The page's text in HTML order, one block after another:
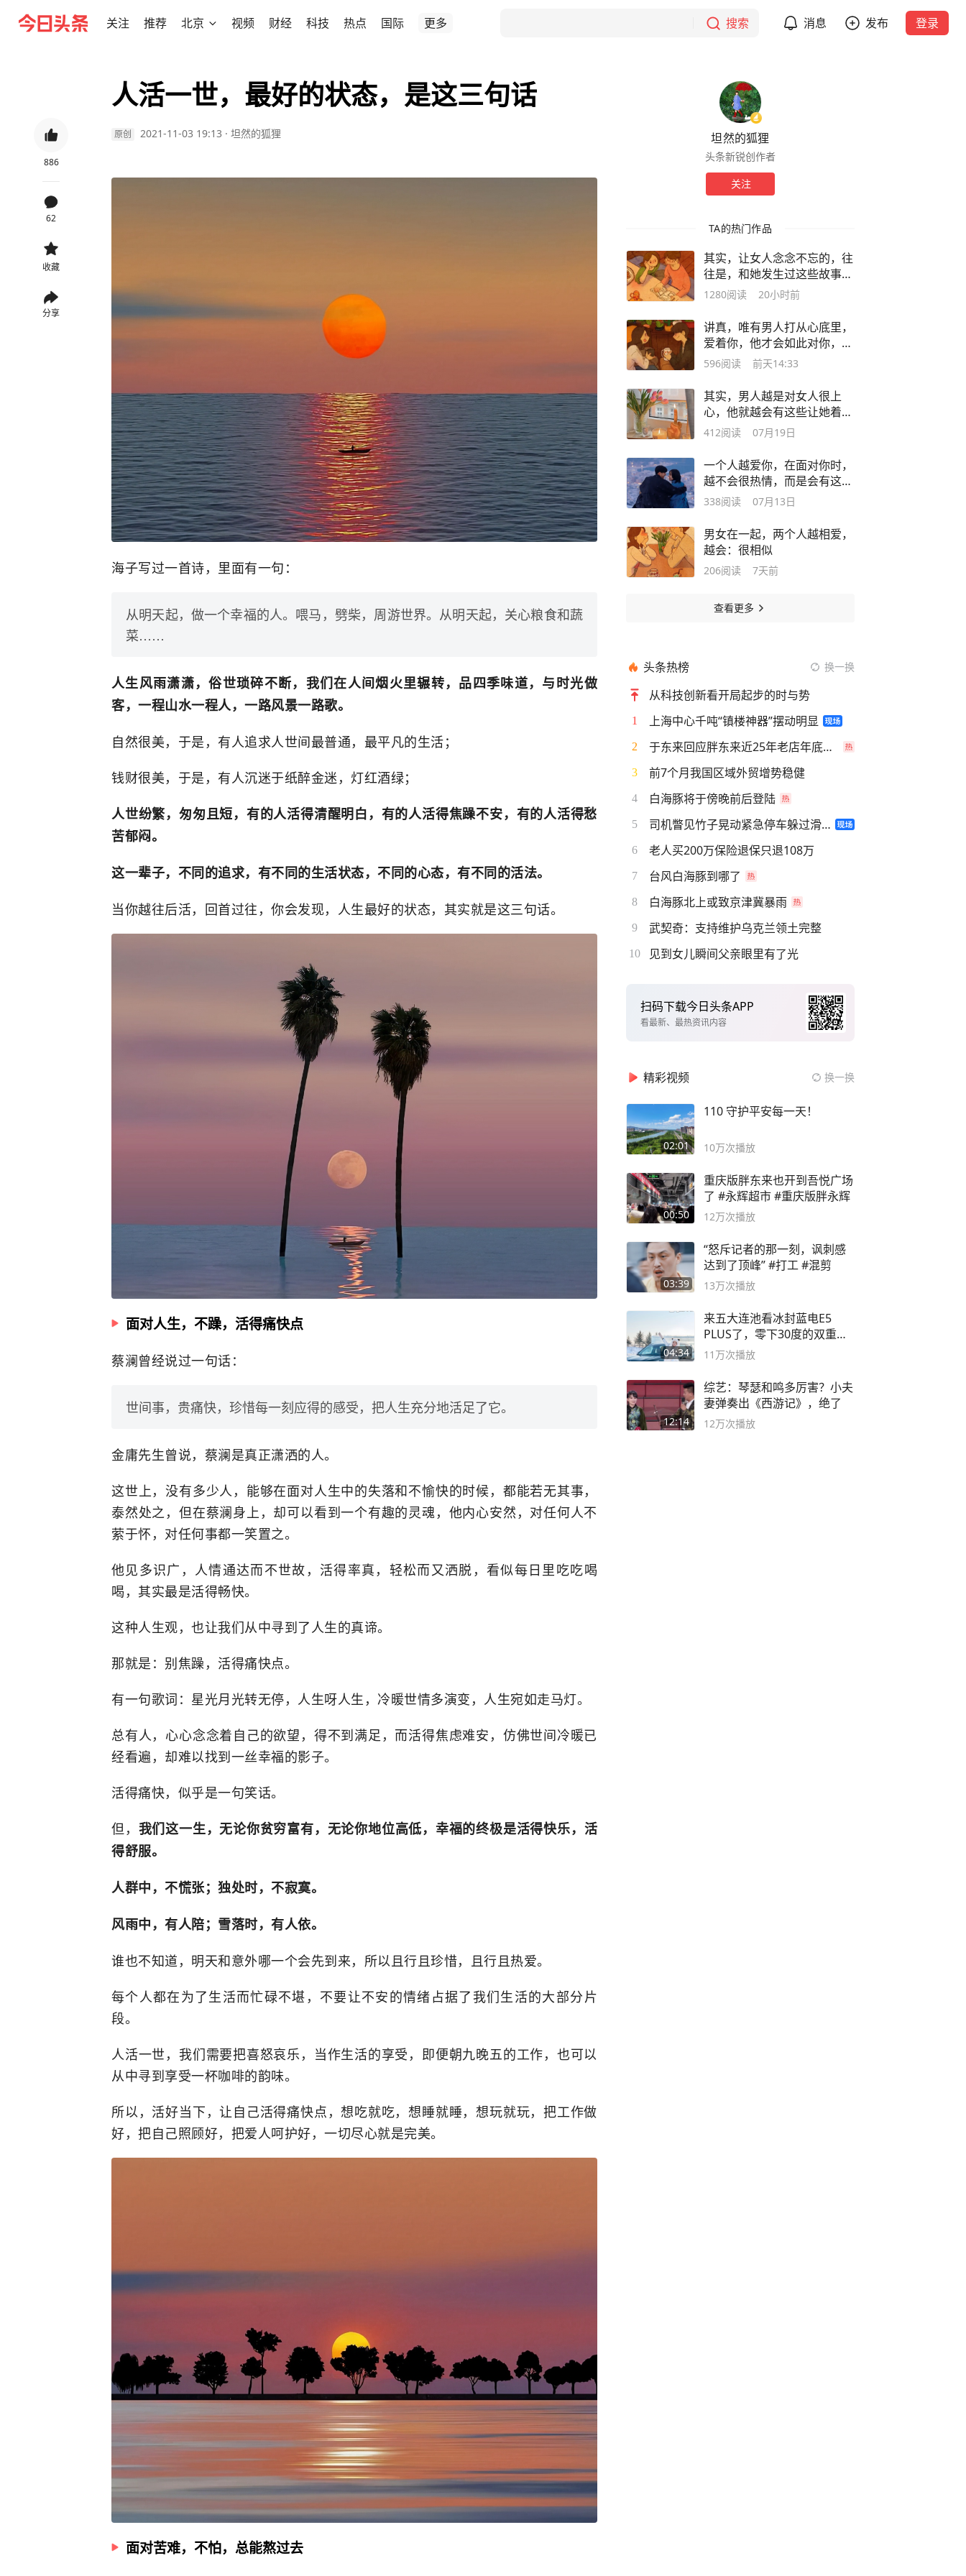
关注 推荐 北京 视频 财经 科技 热点 国际 更多 搜索 消息 发布 登录
886
62
收藏
分享
人活一世，最好的状态，是这三句话
原创 2021-11-03 19:13 · 坦然的狐狸
海子写过一首诗，里面有一句：
从明天起，做一个幸福的人。喂马，劈柴，周游世界。从明天起，关心粮食和蔬
菜……
人生风雨潇潇，俗世琐碎不断，我们在人间烟火里辗转，品四季味道，与时光做
客，一程山水一程人，一路风景一路歌。
自然很美，于是，有人追求人世间最普通，最平凡的生活；
钱财很美，于是，有人沉迷于纸醉金迷，灯红酒绿；
人世纷繁，匆匆且短，有的人活得清醒明白，有的人活得焦躁不安，有的人活得愁
苦郁闷。
这一辈子，不同的追求，有不同的生活状态，不同的心态，有不同的活法。
当你越往后活，回首过往，你会发现，人生最好的状态，其实就是这三句话。
面对人生，不躁，活得痛快点
蔡澜曾经说过一句话：
世间事，贵痛快，珍惜每一刻应得的感受，把人生充分地活足了它。
金庸先生曾说，蔡澜是真正潇洒的人。
这世上，没有多少人，能够在面对人生中的失落和不愉快的时候，都能若无其事，
泰然处之，但在蔡澜身上，却可以看到一个有趣的灵魂，他内心安然，对任何人不
萦于怀，对任何事都一笑置之。
他见多识广，人情通达而不世故，活得率真，轻松而又洒脱，看似每日里吃吃喝
喝，其实最是活得畅快。
这种人生观，也让我们从中寻到了人生的真谛。
那就是：别焦躁，活得痛快点。
有一句歌词：星光月光转无停，人生呀人生，冷暖世情多演变，人生宛如走马灯。
总有人，心心念念着自己的欲望，得不到满足，而活得焦虑难安，仿佛世间冷暖已
经看遍，却难以找到一丝幸福的影子。
活得痛快，似乎是一句笑话。
但， 我们这一生，无论你贫穷富有，无论你地位高低，幸福的终极是活得快乐，活
得舒服。
人群中，不慌张；独处时，不寂寞。
风雨中，有人陪；雪落时，有人依。
谁也不知道，明天和意外哪一个会先到来，所以且行且珍惜，且行且热爱。
每个人都在为了生活而忙碌不堪，不要让不安的情绪占据了我们生活的大部分片
段。
人活一世，我们需要把喜怒哀乐，当作生活的享受，即便朝九晚五的工作，也可以
从中寻到享受一杯咖啡的韵味。
所以，活好当下，让自己活得痛快点，想吃就吃，想睡就睡，想玩就玩，把工作做
好，把自己照顾好，把爱人呵护好，一切尽心就是完美。
面对苦难，不怕，总能熬过去
坦然的狐狸
头条新锐创作者
关注
TA的热门作品
其实，让女人念念不忘的，往
往是，和她发生过这些故事的
男人
1280阅读 20小时前
讲真，唯有男人打从心底里，
爱着你，他才会如此对你，很
妥帖
596阅读 前天14:33
其实，男人越是对女人很上
心，他就越会有这些让她着迷
的“气质”
412阅读 07月19日
一个人越爱你，在面对你时，
越不会很热情，而是会有这些
表现
338阅读 07月13日
男女在一起，两个人越相爱，
越会：很相似
206阅读 7天前
查看更多
头条热榜 换一换
从科技创新看开局起步的时与势
1 上海中心千吨“镇楼神器”摆动明显
2 于东来回应胖东来近25年老店年底关闭
3 前7个月我国区域外贸增势稳健
4 白海豚将于傍晚前后登陆
5 司机瞥见竹子晃动紧急停车躲过滑坡
6 老人买200万保险退保只退108万
7 台风白海豚到哪了
8 白海豚北上或致京津冀暴雨
9 武契奇：支持维护乌克兰领土完整
10 见到女儿瞬间父亲眼里有了光
扫码下载今日头条APP
看最新、最热资讯内容
精彩视频 换一换
02:01
110 守护平安每一天！
10万次播放
00:50
重庆版胖东来也开到吾悦广场
了 #永辉超市 #重庆版胖永辉
12万次播放
03:39
“怒斥记者的那一刻，讽刺感
达到了顶峰” #打工 #混剪
13万次播放
04:34
来五大连池看冰封蓝电E5
PLUS了，零下30度的双重冰
封40小时全录
11万次播放
12:14
综艺：琴瑟和鸣多厉害？小夫
妻弹奏出《西游记》，绝了
12万次播放